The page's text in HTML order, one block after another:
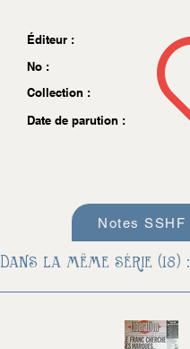
Éditeur :
No :
Collection :
Date de parution :
Notes SSHF
Dans la même série (18) :